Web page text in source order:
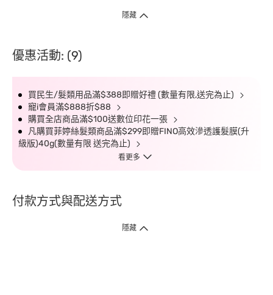
隱藏
優惠活動: (9)
買民生/髮類用品滿$388即贈好禮 (數量有限,送完為止)
寵i會員滿$888折$88
購買全店商品滿$100送數位印花一張
凡購買菲婷絲髮類商品滿$299即贈FINO高效滲透護髮膜(升
級版)40g(數量有限 送完為止)
看更多
付款方式與配送方式
隱藏